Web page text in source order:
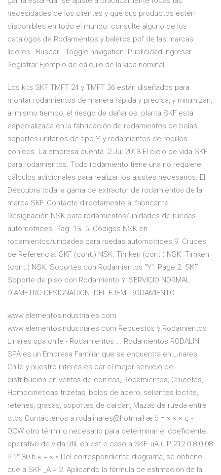
necesidades de los clientes y que sus productos estén
disponibles en todo el mundo. consulte alguno de los
catalogos de Rodamientos y baleros pdf de las marcas
líderes . Buscar . Toggle navigation. Publicidad Ingresar
Registrar Ejemplo de cálculo de la vida nominal
Los kits SKF TMFT 24 y TMFT 36 están diseñados para
montar rodamientos de manera rápida y precisa, y minimizan,
al mismo tiempo, el riesgo de dañarlos. planta SKF está
especializada en la fabricación de rodamientos de bolas,
soportes unitarios de tipo Y, y rodamientos de rodillos
cónicos. La empresa cuenta 2 Jul 2013 El ciclo de vida SKF
para rodamientos. Todo rodamiento tiene una no requiere
cálculos adicionales para realizar los ajustes necesarios. El.
Descubra toda la gama de extractor de rodamientos de la
marca SKF. Contacte directamente al fabricante.
Designación NSK para rodamientos/unidades de ruedas
automotrices. Pág. 13. 5. Códigos NSK en
rodamientos/unidades para ruedas automotrices 9. Cruces
de Referencia. SKF (cont.) NSK. Timken (cont.) NSK. Timken
(cont.) NSK. Soportes con Rodamientos "Y". Page 2. SKF.
Soporte de piso con Rodamiento Y. SERVICIO NORMAL.
DIAMETRO DESIGNACION. DEL EJEM. RODAMIENTO.
www.elementosindustriales.com
www.elementosindustriales.com Repuestos y Rodamientos
Linares spa chile - Rodamientos ... Rodamientos RODALIN
SPA es un Empresa Familiar que se encuentra en Linares,
Chile y nuestro interés es dar el mejor servicio de
distribución en ventas de correas, Rodamientos, Crucetas,
Homocineticas trizetas, bolos de acero, sellantes loctite,
retenes, grasas, soportes de cardan, Mazas de rueda entre
otos Contáctenos a rodalinares@hotmail æ ö = × × × ç - —
OCW otro término necesario para determinar el coeficiente
operativo de vida útil, en est e caso a SKF. uA u P 212 0.8 0.08
P 2130 h × = × » Del correspondiente diagrama, se obtiene
que a SKF _A = 2. Aplicando la fórmula de estimación de la